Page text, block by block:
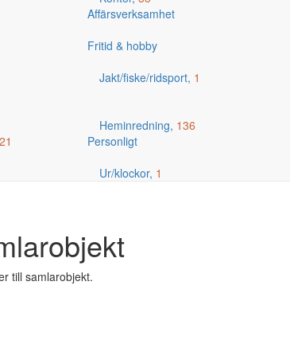
Affärsverksamhet
Fritid & hobby
Jakt/fiske/ridsport, 1
Heminredning, 136
21
Personligt
Ur/klockor, 1
till samlarobjekt.